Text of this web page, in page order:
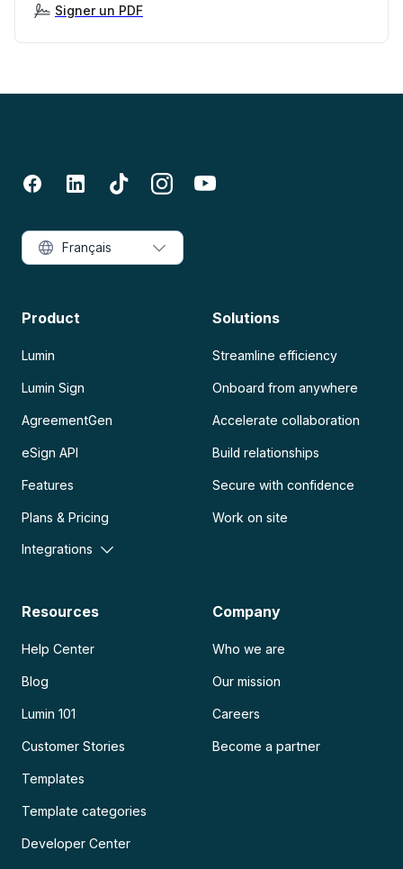
Signer un PDF
Product
Lumin
Lumin Sign
AgreementGen
eSign API
Features
Plans & Pricing
Integrations
Solutions
Streamline efficiency
Onboard from anywhere
Accelerate collaboration
Build relationships
Secure with confidence
Work on site
Resources
Help Center
Blog
Lumin 101
Customer Stories
Templates
Template categories
Developer Center
Company
Who we are
Our mission
Careers
Become a partner
Français